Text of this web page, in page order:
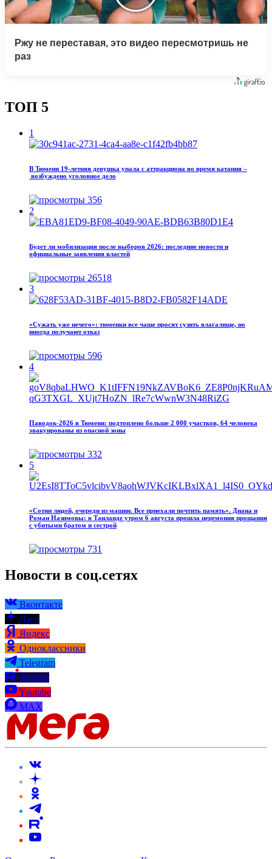
Ржу не переставая, это видео пересмотришь не
раз
ТОП 5
1
В Тюмени 19‑летняя девушка упала с аттракциона во время катания –
возбуждено уголовное дело
356
2
Будет ли мобилизация после выборов 2026: последние новости и
официальные заявления властей
26518
3
«Сужать уже нечего»: тюменки все чаще просят сузить влагалище, но
иногда получают отказ
596
4
Паводок‑2026 в Тюмени: подтоплено больше 2 000 участков, 64 человека
эвакуированы из опасной зоны
332
5
«Сотни людей, очереди из машин. Все приехали почтить память». Диана и
Роман Назимовы: в Таиланде утром 6 августа прошла церемония прощания
с убитыми братом и сестрой
731
Новости в соц.сетях
Вконтакте
Дзен
Яндекс
Одноклассники
Telegram
Rutube
Youtube
MAX